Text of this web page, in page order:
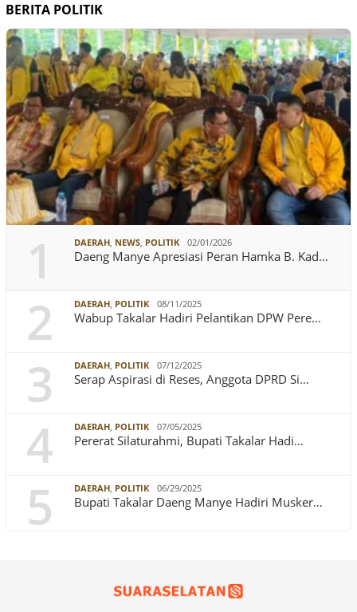
BERITA POLITIK
1 DAERAH, NEWS, POLITIK 02/01/2026
Daeng Manye Apresiasi Peran Hamka B. Kad…
2 DAERAH, POLITIK 08/11/2025
Wabup Takalar Hadiri Pelantikan DPW Pere…
3 DAERAH, POLITIK 07/12/2025
Serap Aspirasi di Reses, Anggota DPRD Si…
4 DAERAH, POLITIK 07/05/2025
Pererat Silaturahmi, Bupati Takalar Hadi…
5 DAERAH, POLITIK 06/29/2025
Bupati Takalar Daeng Manye Hadiri Musker…